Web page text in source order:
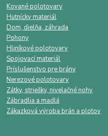
Kované polotovary
Hutnícky materiál
Dom, dielňa, záhrada
Pohony
Hliníkové polotovary
Spojovací materiál
Príslušenstvo pre brány
Nerezové polotovary
Zátky, striešky, nivelačné nohy
Zábradlia a madlá
Zákazková výroba brán a plotov